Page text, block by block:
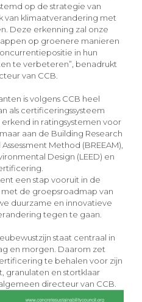
op de strategie van
van klimaatverandering met
Deze erkenning zal onze
op groenere manieren
in hun
te verbeteren”, benadrukt
van CCB.
is volgens CCB heel
als certificeringssysteem
in ratingsystemen voor
aan de Building Research
Method (BREEAM),
Design (LEED) en
een stap vooruit in de
de groepsroadmap van
duurzame en innovatieve
tegen te gaan.
staat centraal in
en morgen. Daarom zet
te behalen voor zijn
granulaten en stortklaar
directeur van CCB.